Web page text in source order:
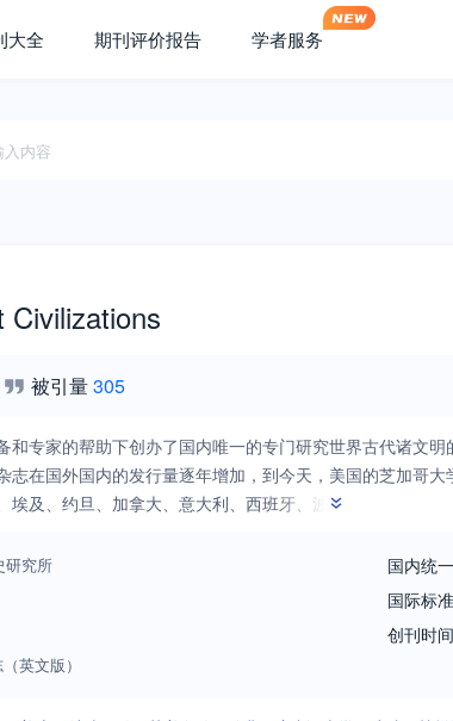
大全 期刊评价报告 学者服务
Civilizations
被引量305
和专家的帮助下创办了国内唯一的专门研究世界古代诸文
志在国外国内的发行量逐年增加，到今天，美国的芝加哥
埃及、约旦、加拿大、意大利、西班牙、波兰、捷克、日
保持在亚洲一流、世界先进的水平上。现已更名为《世界古
研究所
英文版）
国内统
国际标
创刊时间